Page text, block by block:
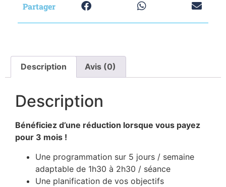
Partager
Description Avis (0)
Description
Bénéficiez d’une réduction lorsque vous payez
pour 3 mois !
Une programmation sur 5 jours / semaine
adaptable de 1h30 à 2h30 / séance
Une planification de vos objectifs